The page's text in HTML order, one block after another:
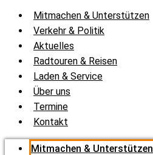
Mitmachen & Unterstützen
Verkehr & Politik
Aktuelles
Radtouren & Reisen
Laden & Service
Über uns
Termine
Kontakt
Mitmachen & Unterstützen